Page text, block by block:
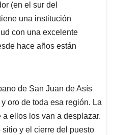
(en el sur del
una institución
con una excelente
hace años están
de San Juan de Asís
oro de toda esa región. La
ellos los van a desplazar.
y el cierre del puesto